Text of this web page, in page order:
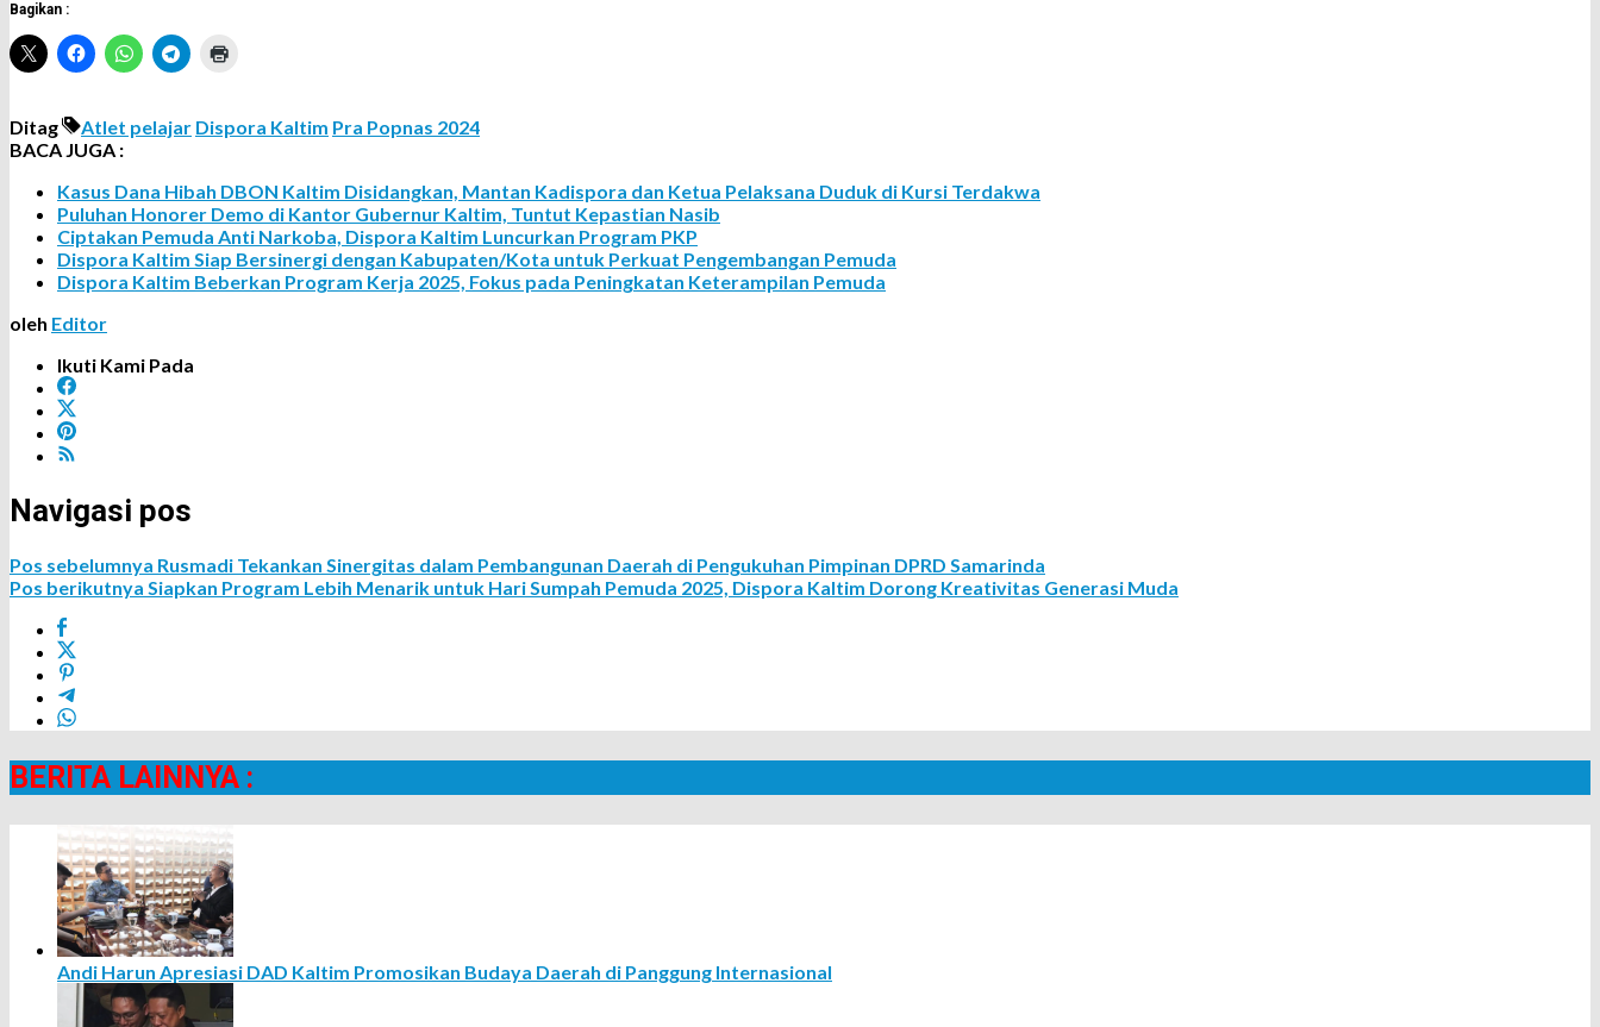
Bagikan :
Ditag Atlet pelajar Dispora Kaltim Pra Popnas 2024
BACA JUGA :
Kasus Dana Hibah DBON Kaltim Disidangkan, Mantan Kadispora dan Ketua Pelaksana Duduk di Kursi Terdakwa
Puluhan Honorer Demo di Kantor Gubernur Kaltim, Tuntut Kepastian Nasib
Ciptakan Pemuda Anti Narkoba, Dispora Kaltim Luncurkan Program PKP
Dispora Kaltim Siap Bersinergi dengan Kabupaten/Kota untuk Perkuat Pengembangan Pemuda
Dispora Kaltim Beberkan Program Kerja 2025, Fokus pada Peningkatan Keterampilan Pemuda
oleh Editor
Ikuti Kami Pada
Navigasi pos
Pos sebelumnya Rusmadi Tekankan Sinergitas dalam Pembangunan Daerah di Pengukuhan Pimpinan DPRD Samarinda
Pos berikutnya Siapkan Program Lebih Menarik untuk Hari Sumpah Pemuda 2025, Dispora Kaltim Dorong Kreativitas Generasi Muda
BERITA LAINNYA :
Andi Harun Apresiasi DAD Kaltim Promosikan Budaya Daerah di Panggung Internasional